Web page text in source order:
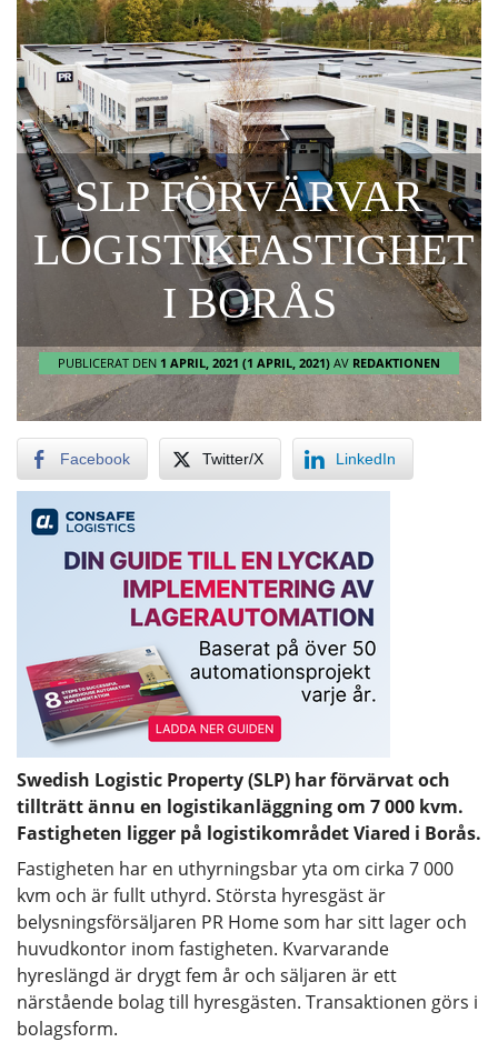
SLP FÖRVÄRVAR
LOGISTIKFASTIGHET
I BORÅS
PUBLICERAT DEN 1 APRIL, 2021 (1 APRIL, 2021) AV REDAKTIONEN
Facebook Twitter/X LinkedIn
Swedish Logistic Property (SLP) har förvärvat och
tillträtt ännu en logistikanläggning om 7 000 kvm.
Fastigheten ligger på logistikområdet Viared i Borås.
Fastigheten har en uthyrningsbar yta om cirka 7 000
kvm och är fullt uthyrd. Största hyresgäst är
belysningsförsäljaren PR Home som har sitt lager och
huvudkontor inom fastigheten. Kvarvarande
hyreslängd är drygt fem år och säljaren är ett
närstående bolag till hyresgästen. Transaktionen görs i
bolagsform.